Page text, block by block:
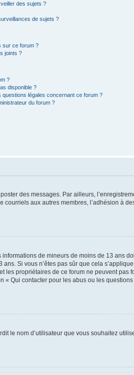
des sujets ?
de sujets ?
sur ce forum ?
joints ?
?
disponible ?
légales concernant ce forum ?
du forum ?
des messages. Par ailleurs,
aux autres membres, l’adhésion à
de mineurs de moins de 13 ans
Si vous n’êtes pas sûr que cela
les propriétaires de ce forum ne peuvent pas
« Qui contacter pour les abus ou les
le nom d’utilisateur que vous souhaitez